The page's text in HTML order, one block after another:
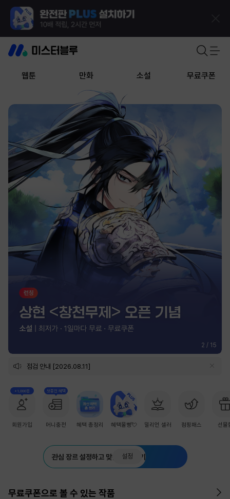
웹툰 만화 소설 무료쿠폰
2 / 15
점검 안내 [2026.08.11]
+1,000원
회원가입
첫충전 혜택
머니충전 혜택 총정리 혜택몰빵💘 밀리언 셀러 점핑패스 선물
관심 장르 설정하고 맞춤 추천 받기
설정
무료쿠폰으로 볼 수 있는 작품